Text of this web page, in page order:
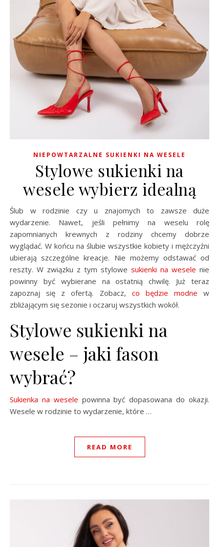
NIEPOWTARZALNE SUKIENKI NA WESELE
Stylowe sukienki na
wesele wybierz idealną
Ślub w rodzinie czy u znajomych to zawsze duże
wydarzenie. Nawet, jeśli pełnimy na weselu rolę
zapomnianych krewnych z rodziny chcemy dobrze
wyglądać. W końcu na ślubie wszystkie kobiety i mężczyźni
ubierają szczególne kreacje. Nie możemy odstawać od
reszty. W związku z tym stylowe sukienki na wesele nie
powinny być wybierane na ostatnią chwilę. Już teraz
zapoznaj się z ofertą. Zobacz, co będzie modne w
zbliżającym się sezonie i oczaruj wszystkich wokół.
Stylowe sukienki na
wesele – jaki fason
wybrać?
Sukienka na wesele powinna być dopasowana do okazji.
Wesele w rodzinie to wydarzenie, które …
READ MORE